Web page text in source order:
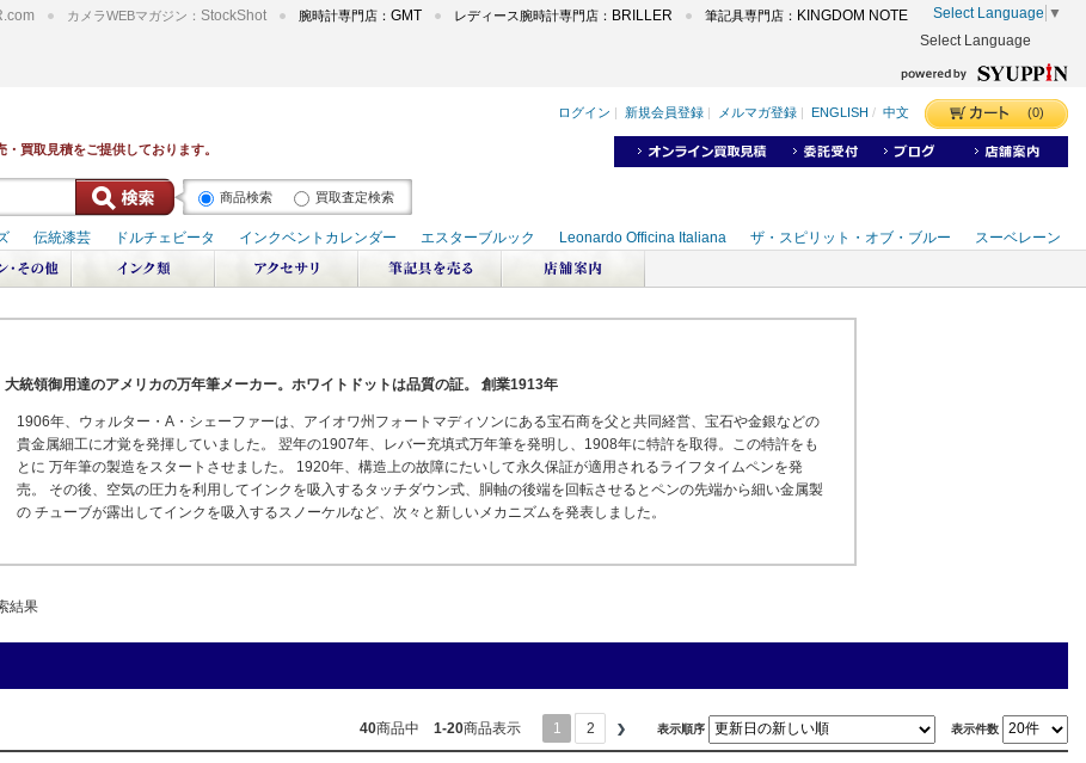
カメラWEBマガジン： StockShot 腕時計専門店： GMT レディース腕時計専門店： BRILLER 筆記具専門店： KINGDOM NOTE Select Language ▼
Select Language
商品検索 買取査定検索
大統領御用達のアメリカの万年筆メーカー。ホワイトドットは品質の証。 創業1913年
1906年、ウォルター・A・シェーファーは、アイオワ州フォートマディソンにある宝石商を父と共同経営、宝石や金銀などの
貴金属細工に才覚を発揮していました。 翌年の1907年、レバー充填式万年筆を発明し、1908年に特許を取得。この特許をも
とに 万年筆の製造をスタートさせました。 1920年、構造上の故障にたいして永久保証が適用されるライフタイムペンを発
売。 その後、空気の圧力を利用してインクを吸入するタッチダウン式、胴軸の後端を回転させるとペンの先端から細い金属製
の チューブが露出してインクを吸入するスノーケルなど、次々と新しいメカニズムを発表しました。
結果
40商品中 1-20商品表示 1 2 表示順序 表示件数